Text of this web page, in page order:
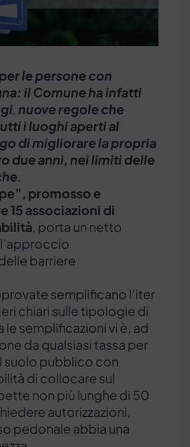
le persone con
il Comune ha infatti
, nuove regole che
i luoghi aperti al
di migliorare la propria
due anni, nei limiti delle
.
promosso e
15 associazioni di
, porta un netto
barriere
semplificano l’iter
chiari sulle tipologie di
le semplificazioni vi è, ad
da qualsiasi tassa per
suolo pubblico con
di collocare sul
non più lunghe di 50
autorizzazioni,
pedonale abbia una